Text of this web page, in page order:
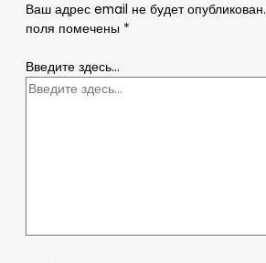
Ваш адрес email не будет опубликован.
поля помечены *
Введите здесь...